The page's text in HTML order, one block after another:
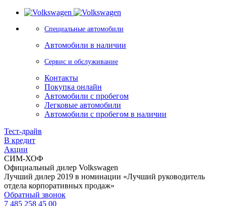
Специальные автомобили
Автомобили в наличии
Сервис и обслуживание
Контакты
Покупка онлайн
Автомобили с пробегом
Легковые автомобили
Автомобили с пробегом в наличии
Тест-драйв
В кредит
Акции
СИМ-ХОФ
Официальный дилер Volkswagen
Лучший дилер 2019 в номинации «Лучший руководитель
отдела корпоративных продаж»
Обратный звонок
7 485 258 45 00